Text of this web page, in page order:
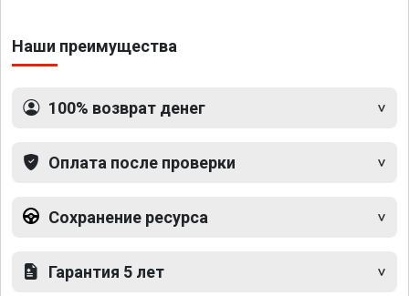
Наши преимущества
100% возврат денег
Оплата после проверки
Сохранение ресурса
Гарантия 5 лет